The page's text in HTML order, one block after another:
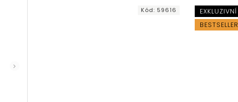
Kód: 59616
EXKLUZIVNÍ
BESTSELLER